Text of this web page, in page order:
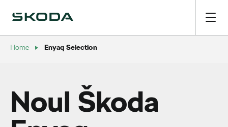
Home Enyaq Selection
Noul Škoda